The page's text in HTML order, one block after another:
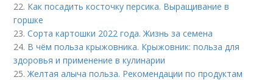
22. Как посадить косточку персика. Выращивание в
горшке
23.Сорта картошки 2022 года. Жизнь за семена
24. В чём польза крыжовника. Крыжовник: польза для
здоровья и применение в кулинарии
25.Желтая алыча польза. Рекомендации по продуктам